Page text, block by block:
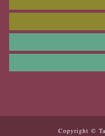
Copyright ©